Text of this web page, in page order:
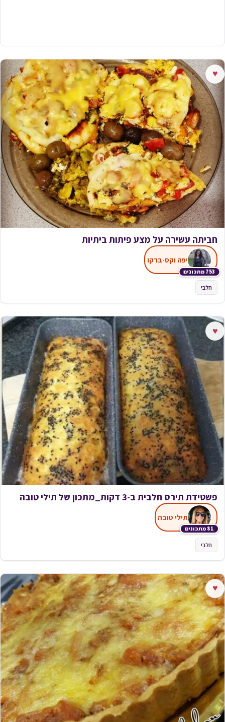
♥
חביתה עשירה על מצע פיתות ביתיות
753 מתכונים
יפה וקס-ברקו
חלבי
♥
פשטידת תירס חלבית ב-3 דקות_מתכון של תילי טובה
81 מתכונים
תילי טובה
חלבי
♥